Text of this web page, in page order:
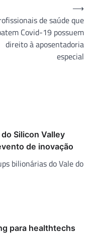
de saúde que
Covid-19 possuem
direito à aposentadoria
especial
⟶
Silicon Valley
de inovação
bilionárias do Vale do
para healthtechs